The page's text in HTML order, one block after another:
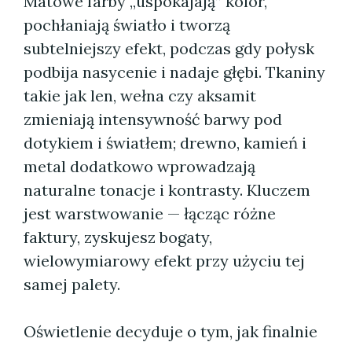
pochłaniają światło i tworzą
subtelniejszy efekt, podczas gdy połysk
podbija nasycenie i nadaje głębi. Tkaniny
takie jak len, wełna czy aksamit
zmieniają intensywność barwy pod
dotykiem i światłem; drewno, kamień i
metal dodatkowo wprowadzają
naturalne tonacje i kontrasty. Kluczem
jest warstwowanie — łącząc różne
faktury, zyskujesz bogaty,
wielowymiarowy efekt przy użyciu tej
samej palety.
Oświetlenie decyduje o tym, jak finalnie